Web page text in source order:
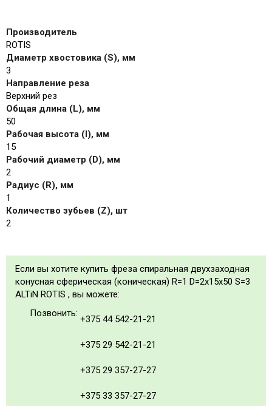
Производитель
ROTIS
Диаметр хвостовика (S), мм
3
Направление реза
Верхний рез
Общая длина (L), мм
50
Рабочая высота (I), мм
15
Рабочий диаметр (D), мм
2
Радиус (R), мм
1
Количество зубьев (Z), шт
2
Если вы хотите купить фреза спиральная двухзаходная
конусная сферическая (коническая) R=1 D=2x15x50 S=3
ALTiN ROTIS , вы можете:
Позвонить:
+375 44 542-21-21
+375 29 542-21-21
+375 29 357-27-27
+375 33 357-27-27